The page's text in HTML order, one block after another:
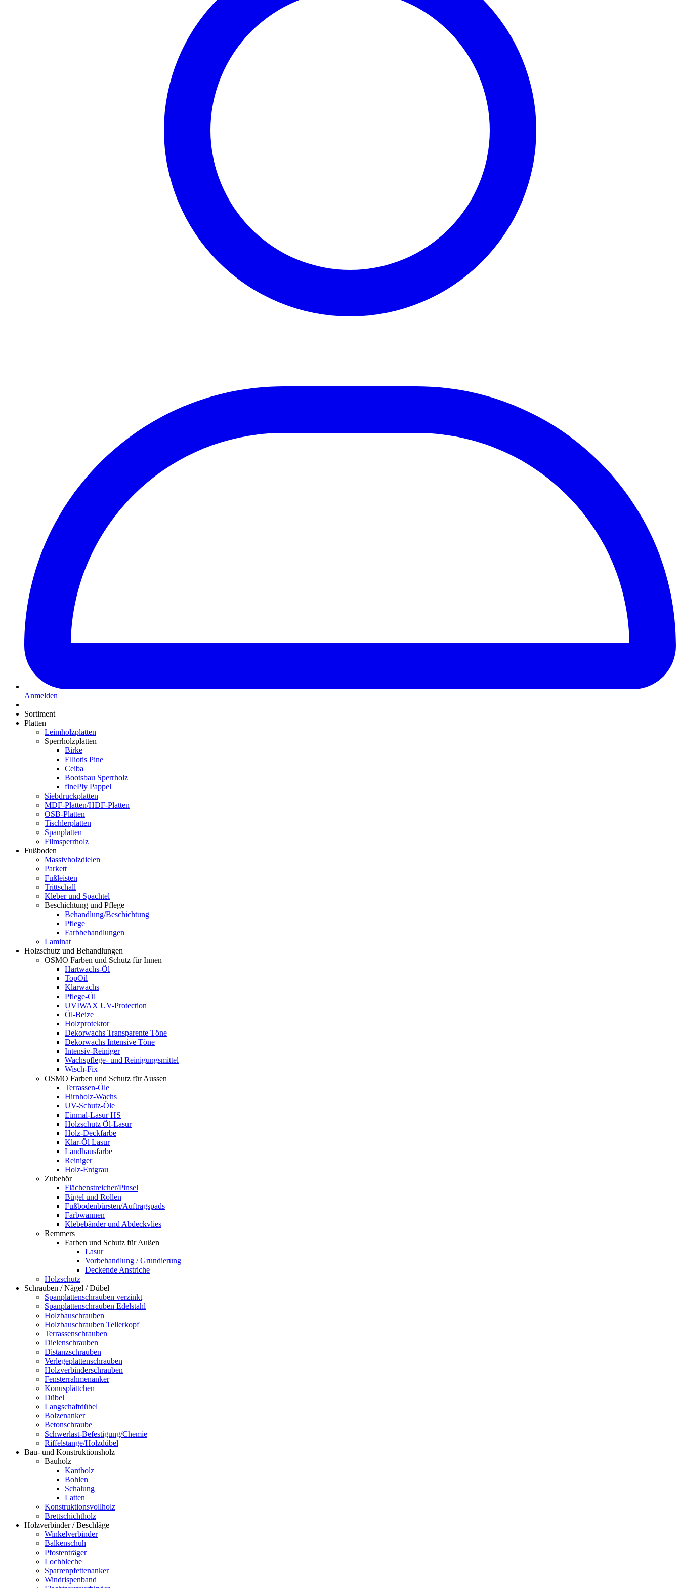
Anmelden
Sortiment
Platten
Leimholzplatten
Sperrholzplatten
Birke
Elliotis Pine
Ceiba
Bootsbau Sperrholz
finePly Pappel
Siebdruckplatten
MDF-Platten/HDF-Platten
OSB-Platten
Tischlerplatten
Spanplatten
Filmsperrholz
Fußboden
Massivholzdielen
Parkett
Fußleisten
Trittschall
Kleber und Spachtel
Beschichtung und Pflege
Behandlung/Beschichtung
Pflege
Farbbehandlungen
Laminat
Holzschutz und Behandlungen
OSMO Farben und Schutz für Innen
Hartwachs-Öl
TopOil
Klarwachs
Pflege-Öl
UVIWAX UV-Protection
Öl-Beize
Holzprotektor
Dekorwachs Transparente Töne
Dekorwachs Intensive Töne
Intensiv-Reiniger
Wachspflege- und Reinigungsmittel
Wisch-Fix
OSMO Farben und Schutz für Aussen
Terrassen-Öle
Hirnholz-Wachs
UV-Schutz-Öle
Einmal-Lasur HS
Holzschutz Öl-Lasur
Holz-Deckfarbe
Klar-Öl Lasur
Landhausfarbe
Reiniger
Holz-Entgrau
Zubehör
Flächenstreicher/Pinsel
Bügel und Rollen
Fußbodenbürsten/Auftragspads
Farbwannen
Klebebänder und Abdeckvlies
Remmers
Farben und Schutz für Außen
Lasur
Vorbehandlung / Grundierung
Deckende Anstriche
Holzschutz
Schrauben / Nägel / Dübel
Spanplattenschrauben verzinkt
Spanplattenschrauben Edelstahl
Holzbauschrauben
Holzbauschrauben Tellerkopf
Terrassenschrauben
Dielenschrauben
Distanzschrauben
Verlegeplattenschrauben
Holzverbinderschrauben
Fensterrahmenanker
Konusplättchen
Dübel
Langschaftdübel
Bolzenanker
Betonschraube
Schwerlast-Befestigung/Chemie
Riffelstange/Holzdübel
Bau- und Konstruktionsholz
Bauholz
Kantholz
Bohlen
Schalung
Latten
Konstruktionsvollholz
Brettschichtholz
Holzverbinder / Beschläge
Winkelverbinder
Balkenschuh
Pfostenträger
Lochbleche
Sparrenpfettenanker
Windrispenband